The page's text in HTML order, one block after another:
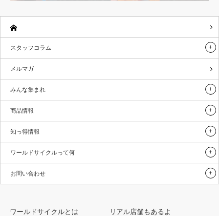
スタッフコラム
メルマガ
みんな集まれ
商品情報
知っ得情報
ワールドサイクルって何
お問い合わせ
ワールドサイクルとは リアル店舗もあるよ